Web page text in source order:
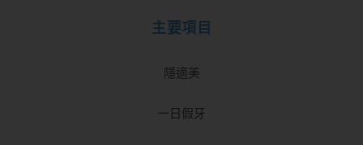
主要項目
隱適美
一日假牙